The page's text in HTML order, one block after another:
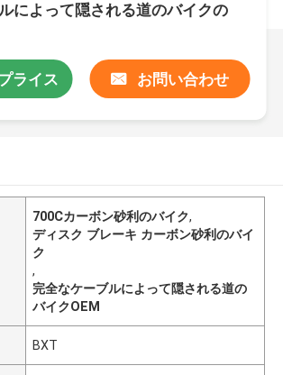
によって隠される道のバイクの
ープ セット
ライス お問い合わせ
700Cカーボン砂利のバイク,
ディスク ブレーキ カーボン砂利のバイ
ク
,
完全なケーブルによって隠される道の
バイクOEM
BXT